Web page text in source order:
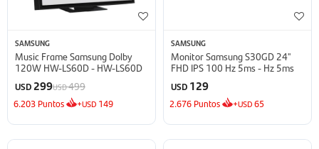
SAMSUNG
Music Frame Samsung Dolby
120W HW-LS60D - HW-LS60D
USD 299USD499
6.203 Puntos +USD 149
SAMSUNG
Monitor Samsung S30GD 24''
FHD IPS 100 Hz 5ms - Hz 5ms
USD 129
2.676 Puntos +USD65